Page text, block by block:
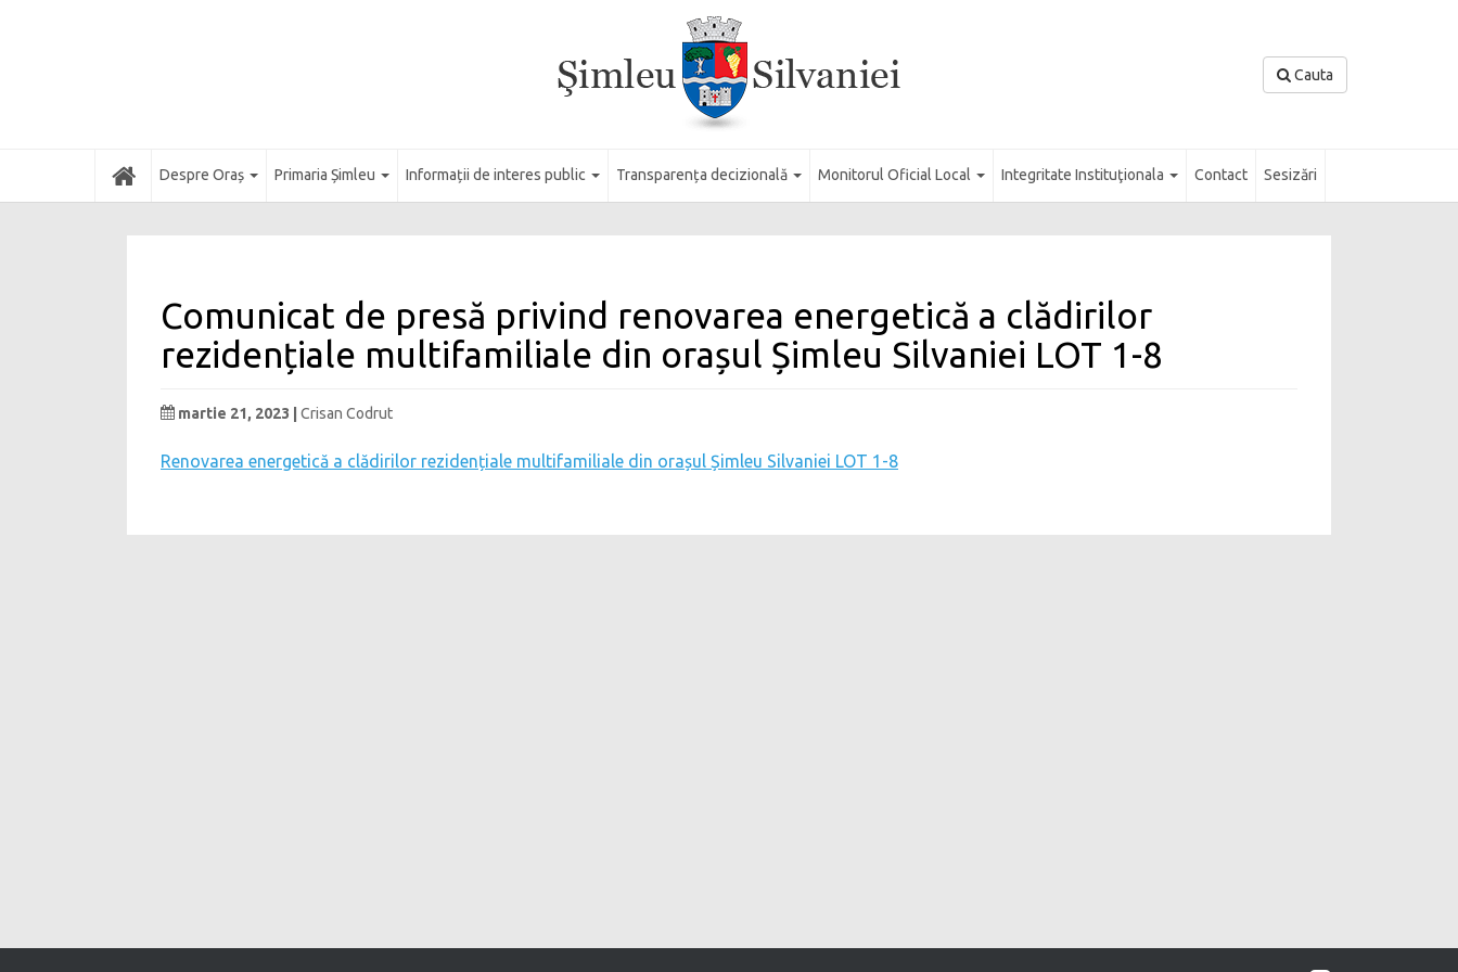
Cauta
Acasă Despre Oraș Primaria Șimleu Informații de interes public Transparența decizională Monitorul Oficial Local Integritate Instituţionala Contact Sesizări
Comunicat de presă privind renovarea energetică a clădirilor
rezidențiale multifamiliale din orașul Șimleu Silvaniei LOT 1-8
martie 21, 2023 | Crisan Codrut
Renovarea energetică a clădirilor rezidențiale multifamiliale din orașul Șimleu Silvaniei LOT 1-8